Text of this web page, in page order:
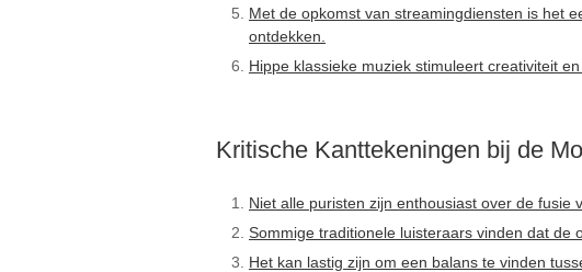
Met de opkomst van streamingdiensten is het
ontdekken.
Hippe klassieke muziek stimuleert creativiteit
Kritische Kanttekeningen bij de
Niet alle puristen zijn enthousiast over de fusie
Sommige traditionele luisteraars vinden dat de
Het kan lastig zijn om een balans te vinden